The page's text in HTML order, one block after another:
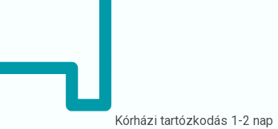
Kórházi tartózkodás 1-2 nap